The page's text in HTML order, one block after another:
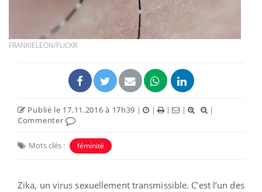
FRANKIELEON/FLICKR
Publié le 17.11.2016 à 17h39 | | | |
|
Commenter
Mots clés : féminité
Zika, un virus sexuellement transmissible. C’est l’un des